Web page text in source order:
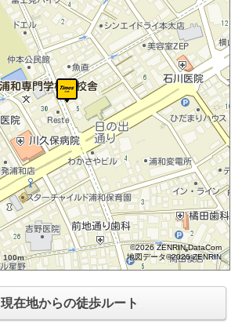
100m
©2026 ZENRIN DataCom
地図データ©2026 ZENRIN
現在地からの徒歩ルート